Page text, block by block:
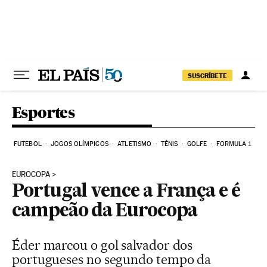
SUSCRÍBETE
Esportes
FUTEBOL JOGOS OLÍMPICOS ATLETISMO TÊNIS GOLFE FORMULA 1
EUROCOPA
Portugal vence a França e é
campeão da Eurocopa
Éder marcou o gol salvador dos
portugueses no segundo tempo da